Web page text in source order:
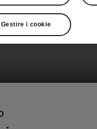
Gestire i cookie